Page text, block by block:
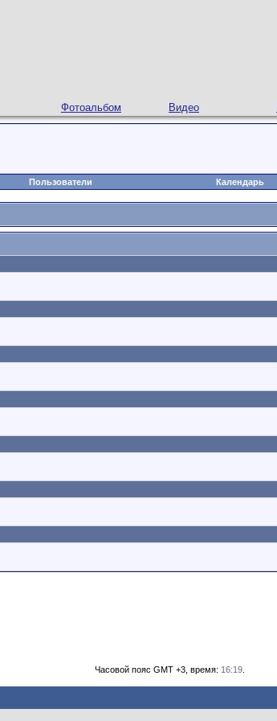
Фотоальбом Видео
Пользователи Календарь
Часовой пояс GMT +3, время: 16:19.